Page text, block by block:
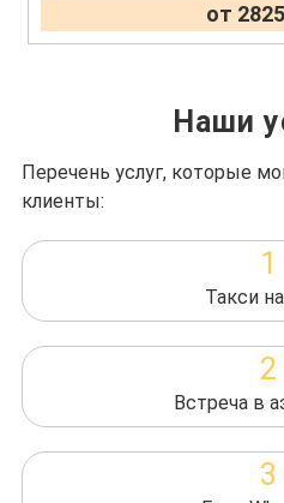
от
Наши
Перечень услуг, которые
клиенты:
1
Такси
2
Встреча в
3